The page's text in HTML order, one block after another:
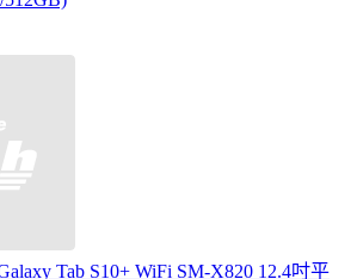
Tab S10+ WiFi SM-X820 12.4吋平